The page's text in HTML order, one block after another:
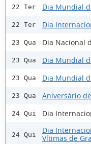
22 Ter Dia Mundial
22 Ter Dia
23 Qua Dia Nacional
23 Qua Dia Mundial
23 Qua Dia Mundial
23 Qua Aniversário
24 Qui Dia
24 Qui
Dia
Vítimas de